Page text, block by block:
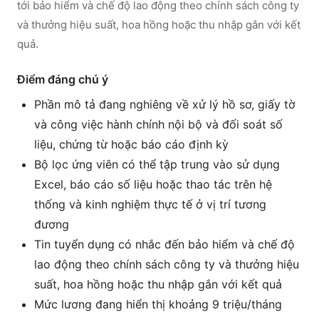
tới bảo hiểm và chế độ lao động theo chính sách công ty
và thưởng hiệu suất, hoa hồng hoặc thu nhập gắn với kết
quả.
Điểm đáng chú ý
Phần mô tả đang nghiêng về xử lý hồ sơ, giấy tờ
và công việc hành chính nội bộ và đối soát số
liệu, chứng từ hoặc báo cáo định kỳ
Bộ lọc ứng viên có thể tập trung vào sử dụng
Excel, báo cáo số liệu hoặc thao tác trên hệ
thống và kinh nghiệm thực tế ở vị trí tương
đương
Tin tuyển dụng có nhắc đến bảo hiểm và chế độ
lao động theo chính sách công ty và thưởng hiệu
suất, hoa hồng hoặc thu nhập gắn với kết quả
Mức lương đang hiển thị khoảng 9 triệu/tháng